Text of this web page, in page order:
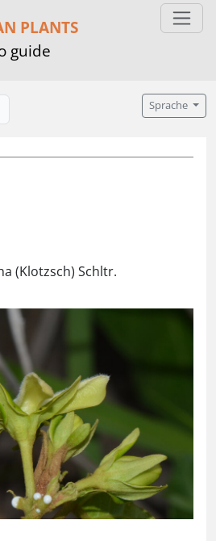
PLANTS
guide
Sprache
(Klotzsch) Schltr.